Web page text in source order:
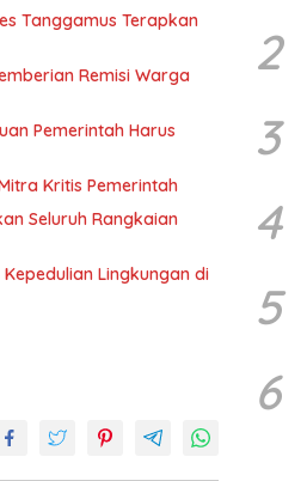
Tanggamus Terapkan
Remisi Warga
Pemerintah Harus
Kritis Pemerintah
Seluruh Rangkaian
Lingkungan di
2
3
4
5
6